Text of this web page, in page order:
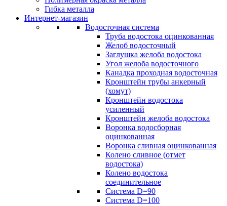
Гибка металла
Интернет-магазин
Водосточная система
Труба водостока оцинкованная
Желоб водосточный
Заглушка желоба водостока
Угол желоба водосточного
Канадка проходная водосточная
Кронштейн трубы анкерный
(хомут)
Кронштейн водостока
усиленный
Кронштейн желоба водостока
Воронка водосборная
оцинкованная
Воронка сливная оцинкованная
Колено сливное (отмет
водостока)
Колено водостока
соединительное
Система D=90
Система D=100